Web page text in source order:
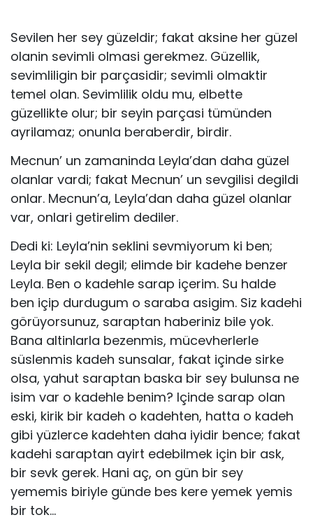
Sevilen her sey güzeldir; fakat aksine her güzel
olanin sevimli olmasi gerekmez. Güzellik,
sevimliligin bir parçasidir; sevimli olmaktir
temel olan. Sevimlilik oldu mu, elbette
güzellikte olur; bir seyin parçasi tümünden
ayrilamaz; onunla beraberdir, birdir.
Mecnun’ un zamaninda Leyla’dan daha güzel
olanlar vardi; fakat Mecnun’ un sevgilisi degildi
onlar. Mecnun’a, Leyla’dan daha güzel olanlar
var, onlari getirelim dediler.
Dedi ki: Leyla’nin seklini sevmiyorum ki ben;
Leyla bir sekil degil; elimde bir kadehe benzer
Leyla. Ben o kadehle sarap içerim. Su halde
ben içip durdugum o saraba asigim. Siz kadehi
görüyorsunuz, saraptan haberiniz bile yok.
Bana altinlarla bezenmis, mücevherlerle
süslenmis kadeh sunsalar, fakat içinde sirke
olsa, yahut saraptan baska bir sey bulunsa ne
isim var o kadehle benim? Içinde sarap olan
eski, kirik bir kadeh o kadehten, hatta o kadeh
gibi yüzlerce kadehten daha iyidir bence; fakat
kadehi saraptan ayirt edebilmek için bir ask,
bir sevk gerek. Hani aç, on gün bir sey
yememis biriyle günde bes kere yemek yemis
bir tok…